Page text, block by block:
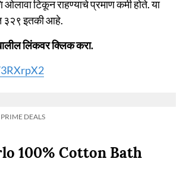
टिकून राहण्याचे प्रमाण कमी होते. या
३२९ इतकी आहे.
लिंकवर क्लिक करा.
DEALS
100% Cotton Bath